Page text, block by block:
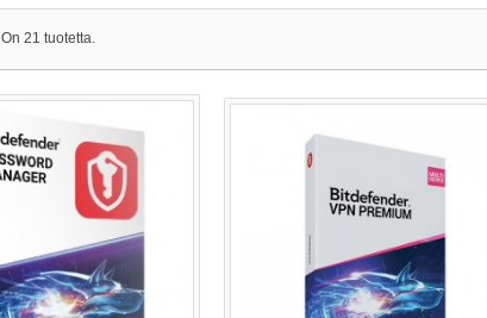
On 21 tuotetta.